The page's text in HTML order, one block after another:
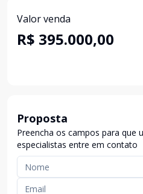
Valor venda
R$ 395.000,00
Proposta
Preencha os campos para que
especialistas entre em contato